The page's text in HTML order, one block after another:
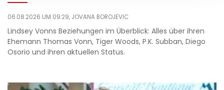
06.08.2026 UM 09:29, JOVANA BOROJEVIC
Lindsey Vonns Beziehungen im Überblick: Alles über ihren
Ehemann Thomas Vonn, Tiger Woods, P.K. Subban, Diego
Osorio und ihren aktuellen Status.